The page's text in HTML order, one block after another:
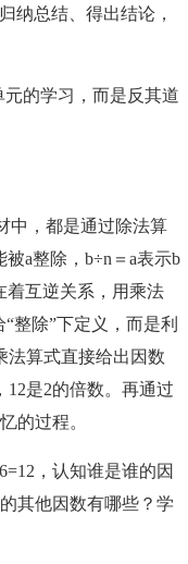
纳总结、得出结论，
的学习，而是反其道
，都是通过除法算
a整除，b÷n＝a表示b
着互逆关系，用乘法
整除”下定义，而是利
法算式直接给出因数
12是2的倍数。再通过
的过程。
，认知谁是谁的因
其他因数有哪些？学